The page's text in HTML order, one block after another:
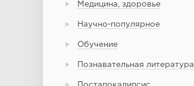
Медицина, здоровье
Научно-популярное
Обучение
Познавательная литература